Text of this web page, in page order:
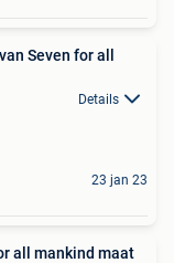
Seven for all
Details
23 jan 23
all mankind maat